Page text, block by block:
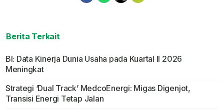
Berita Terkait
BI: Data Kinerja Dunia Usaha pada Kuartal II 2026
Meningkat
Strategi ‘Dual Track’ MedcoEnergi: Migas Digenjot,
Transisi Energi Tetap Jalan